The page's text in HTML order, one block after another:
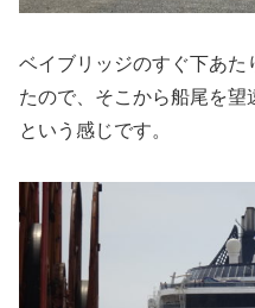
ベイブリッジのすぐ下あた
たので、そこから船尾を
という感じです。